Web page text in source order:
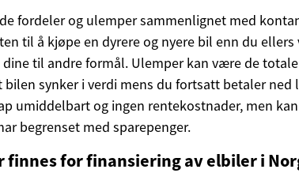
fordeler og ulemper sammenlignet med
til å kjøpe en dyrere og nyere bil enn du
til andre formål. Ulemper kan være de totale
synker i verdi mens du fortsatt betaler ned
umiddelbart og ingen rentekostnader, men
begrenset med sparepenger.
for finansiering av elbiler i